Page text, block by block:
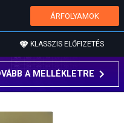
ÁRFOLYAMOK
KLASSZIS ELŐFIZETÉS
A MELLÉKLETRE